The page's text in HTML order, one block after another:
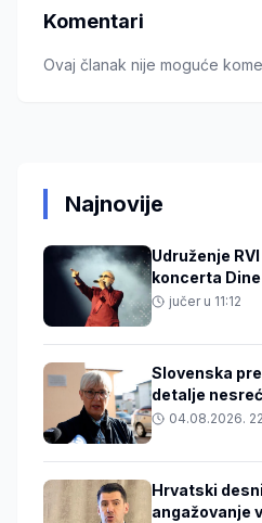
Komentari
Ovaj članak nije moguće
Najnovije
Udruženje
koncerta
jučer u 11:12
Slovenska
detalje
04.08.2026.
Hrvatski
angažovanje